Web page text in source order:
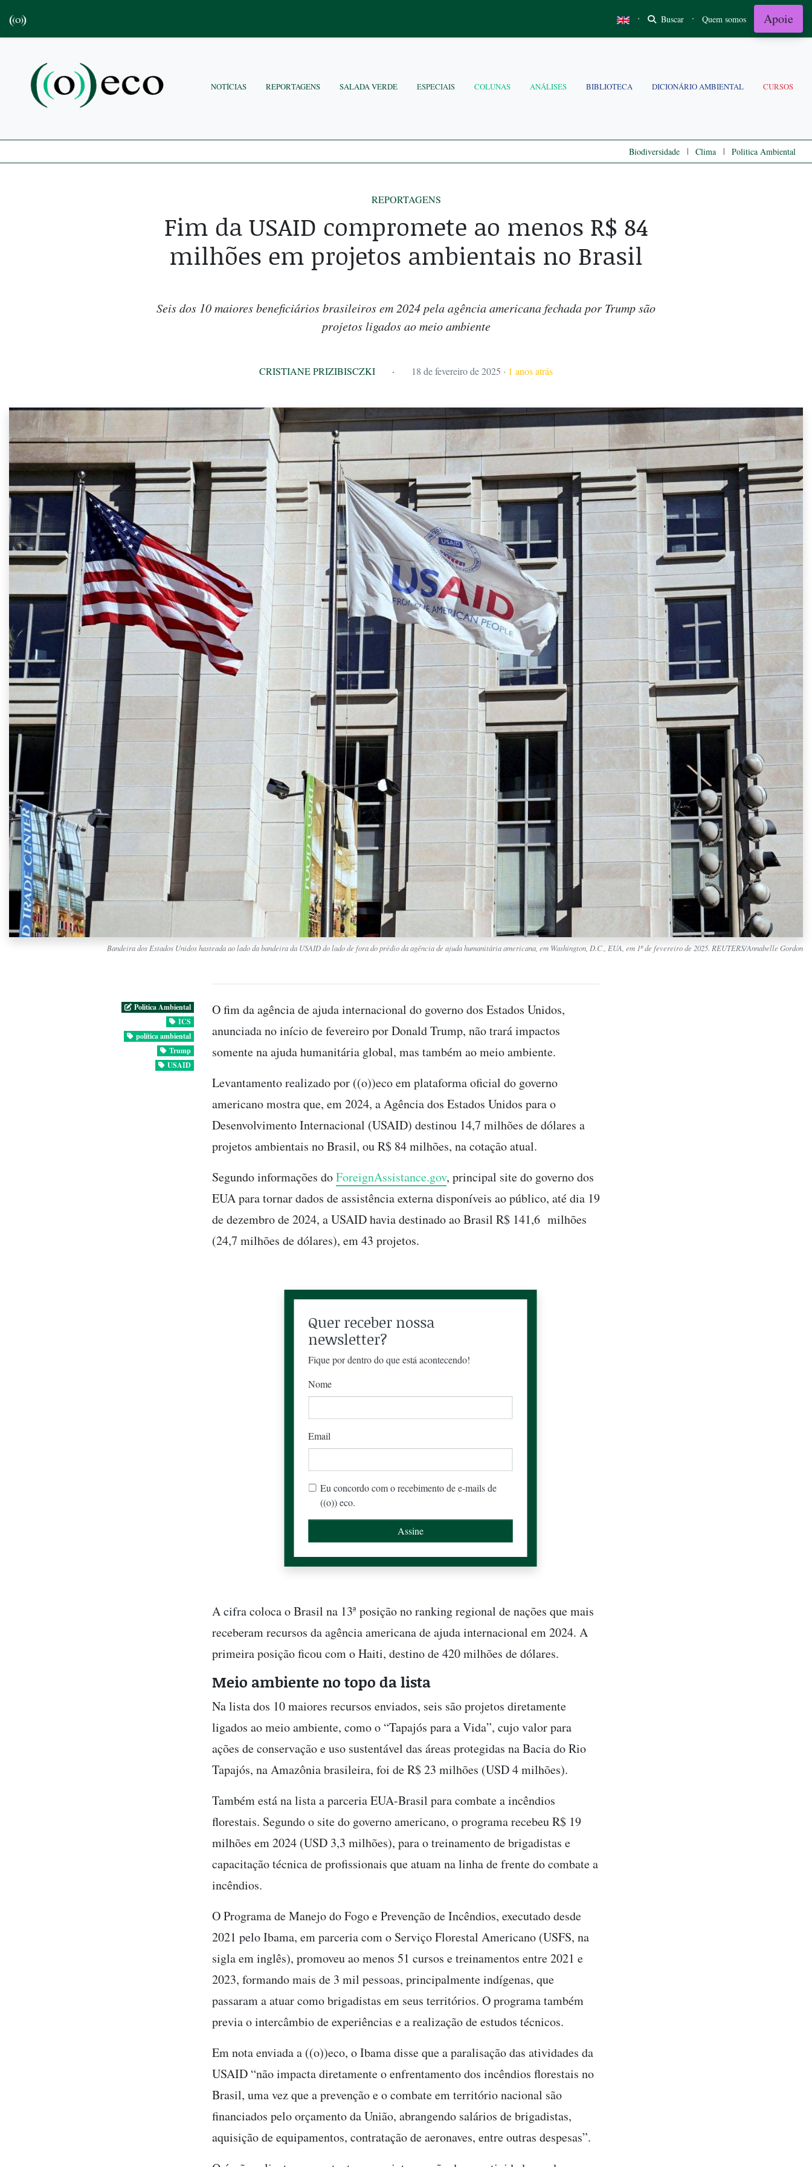
· Buscar · Quem somos Apoie
NOTÍCIAS REPORTAGENS SALADA VERDE ESPECIAIS COLUNAS ANÁLISES BIBLIOTECA DICIONÁRIO AMBIENTAL CURSOS
Biodiversidade | Clima | Politica Ambiental
REPORTAGENS
Fim da USAID compromete ao menos R$ 84
milhões em projetos ambientais no Brasil
Seis dos 10 maiores beneficiários brasileiros em 2024 pela agência americana fechada por Trump são
projetos ligados ao meio ambiente
CRISTIANE PRIZIBISCZKI · 18 de fevereiro de 2025 · 1 anos atrás
Bandeira dos Estados Unidos hasteada ao lado da bandeira da USAID do lado de fora do prédio da agência de ajuda humanitária americana, em Washington, D.C., EUA, em 1º de fevereiro de 2025. REUTERS/Annabelle Gordon
Politica Ambiental
ICS
política ambiental
Trump
USAID
O fim da agência de ajuda internacional do governo dos Estados Unidos,
anunciada no início de fevereiro por Donald Trump, não trará impactos
somente na ajuda humanitária global, mas também ao meio ambiente.
Levantamento realizado por ((o))eco em plataforma oficial do governo
americano mostra que, em 2024, a Agência dos Estados Unidos para o
Desenvolvimento Internacional (USAID) destinou 14,7 milhões de dólares a
projetos ambientais no Brasil, ou R$ 84 milhões, na cotação atual.
Segundo informações doForeignAssistance.gov, principal site do governo dos
EUA para tornar dados de assistência externa disponíveis ao público, até dia 19
de dezembro de 2024, a USAID havia destinado ao Brasil R$ 141,6 milhões
(24,7 milhões de dólares), em 43 projetos.
Quer receber nossa
newsletter?
Fique por dentro do que está acontecendo!
Nome
Email
Eu concordo com o recebimento de e-mails de
((o)) eco.
A cifra coloca o Brasil na 13ª posição no ranking regional de nações que mais
receberam recursos da agência americana de ajuda internacional em 2024. A
primeira posição ficou com o Haiti, destino de 420 milhões de dólares.
Meio ambiente no topo da lista
Na lista dos 10 maiores recursos enviados, seis são projetos diretamente
ligados ao meio ambiente, como o “Tapajós para a Vida”, cujo valor para
ações de conservação e uso sustentável das áreas protegidas na Bacia do Rio
Tapajós, na Amazônia brasileira, foi de R$ 23 milhões (USD 4 milhões).
Também está na lista a parceria EUA-Brasil para combate a incêndios
florestais. Segundo o site do governo americano, o programa recebeu R$ 19
milhões em 2024 (USD 3,3 milhões), para o treinamento de brigadistas e
capacitação técnica de profissionais que atuam na linha de frente do combate a
incêndios.
O Programa de Manejo do Fogo e Prevenção de Incêndios, executado desde
2021 pelo Ibama, em parceria com o Serviço Florestal Americano (USFS, na
sigla em inglês), promoveu ao menos 51 cursos e treinamentos entre 2021 e
2023, formando mais de 3 mil pessoas, principalmente indígenas, que
passaram a atuar como brigadistas em seus territórios. O programa também
previa o intercâmbio de experiências e a realização de estudos técnicos.
Em nota enviada a ((o))eco, o Ibama disse que a paralisação das atividades da
USAID “não impacta diretamente o enfrentamento dos incêndios florestais no
Brasil, uma vez que a prevenção e o combate em território nacional são
financiados pelo orçamento da União, abrangendo salários de brigadistas,
aquisição de equipamentos, contratação de aeronaves, entre outras despesas”.